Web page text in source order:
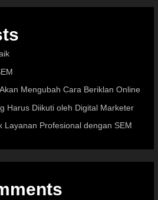
Mengubah Cara Beriklan Online
Harus Diikuti oleh Digital Marketer
Layanan Profesional dengan SEM